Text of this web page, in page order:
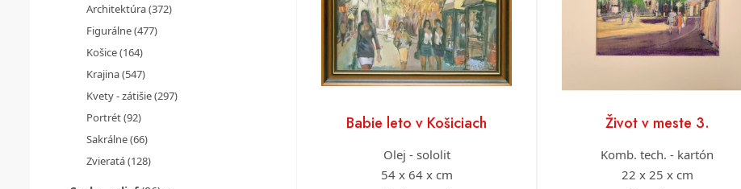
Architektúra(372)
Figurálne(477)
Košice(164)
Krajina(547)
Kvety - zátišie(297)
Portrét(92)
Sakrálne(66)
Zvieratá(128)
Babie leto v Košiciach
Olej - sololit
54 x 64 x cm
Život v meste 3.
Komb. tech. - kartón
22 x 25 x cm